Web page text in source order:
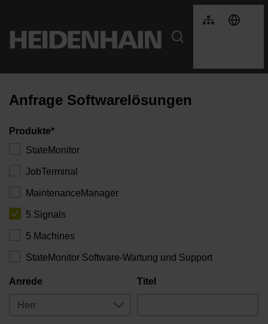
Anfrage Softwarelösungen
Produkte*
StateMonitor
JobTerminal
MaintenanceManager
5 Signals
5 Machines
StateMonitor Software-Wartung und Support
Anrede Titel